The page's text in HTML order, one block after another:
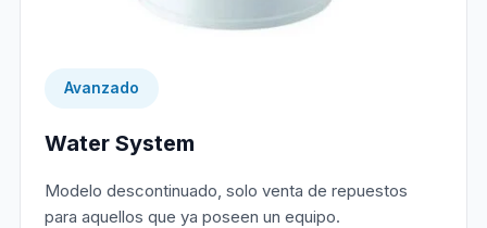
Avanzado
Water System
Modelo descontinuado, solo venta de repuestos
para aquellos que ya poseen un equipo.